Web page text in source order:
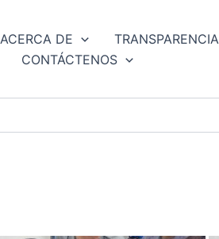
ACERCA DE TRANSPARENCIA
CONTÁCTENOS